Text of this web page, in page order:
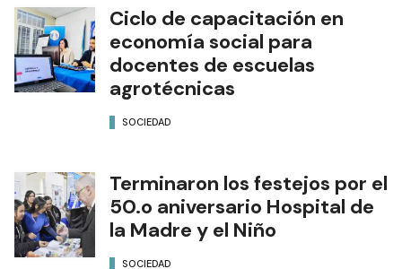
Ciclo de capacitación en
economía social para
docentes de escuelas
agrotécnicas
SOCIEDAD
Terminaron los festejos por el
50.o aniversario Hospital de
la Madre y el Niño
SOCIEDAD